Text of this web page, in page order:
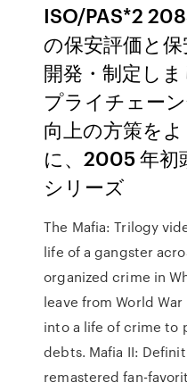
ISO/PAS*2
の保安評価と
開発・制定し
プライチェー
向上の方策を
に、2005 年
シリーズ
The Mafia: Trilogy
life of a gangster
organized crime in
leave from World
into a life of crime to
debts. Mafia II:
remastered fan-